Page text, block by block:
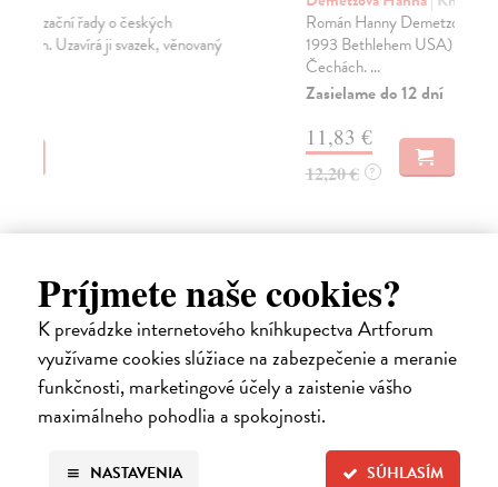
Príjmete naše cookies?
K prevádzke internetového kníhkupectva Artforum
využívame cookies slúžiace na zabezpečenie a meranie
funkčnosti, marketingové účely a zaistenie vášho
maximálneho pohodlia a spokojnosti.
SÚHLASÍM
NASTAVENIA
Román Hanny Demetzové (1928 Ústí nad Labem -
1993 Bethlehem USA) se odehrává v okupovaných
Ďalšie z kategórie slovenské a
české dejiny
na sklade